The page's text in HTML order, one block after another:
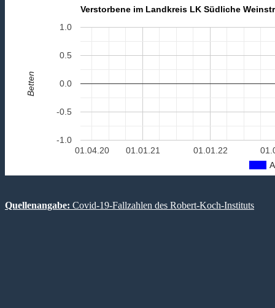
Verstorbene im Landkreis LK Südliche
01.01.21 01.01.22
01.04.20
-1.0
-0.5
0.0
0.5
1.0
Betten
Quellenangabe: Covid-19-Fallzahlen des Robert-Koch-Instituts